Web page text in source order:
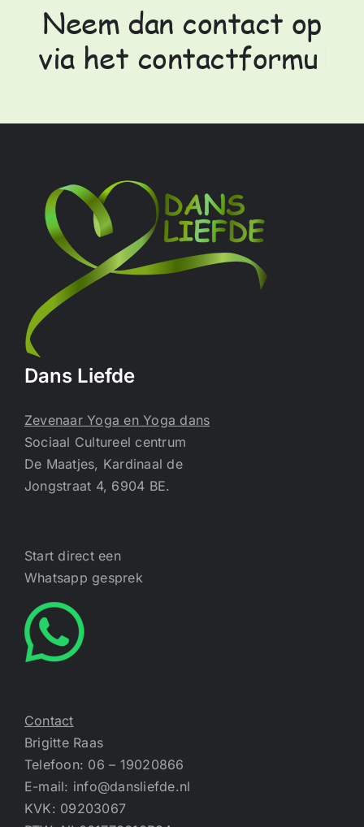
Neem dan contact op
Dans Liefde
Zevenaar Yoga en Yoga dans
Sociaal Cultureel centrum
De Maatjes, Kardinaal de
Jongstraat 4, 6904 BE.
Start direct een
Whatsapp gesprek
Contact
Brigitte Raas
Telefoon: 06 – 19020866
E-mail: info@dansliefde.nl
KVK: 09203067